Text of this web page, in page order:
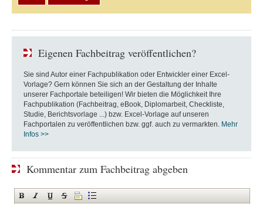
Eigenen Fachbeitrag veröffentlichen?
Sie sind Autor einer Fachpublikation oder Entwickler einer Excel-
Vorlage? Gern können Sie sich an der Gestaltung der Inhalte
unserer Fachportale beteiligen! Wir bieten die Möglichkeit Ihre
Fachpublikation (Fachbeitrag, eBook, Diplomarbeit, Checkliste,
Studie, Berichtsvorlage ...) bzw. Excel-Vorlage auf unseren
Fachportalen zu veröffentlichen bzw. ggf. auch zu vermarkten. Mehr
Infos >>
Kommentar zum Fachbeitrag abgeben